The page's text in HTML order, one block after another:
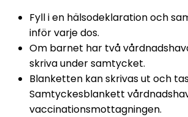
Fyll i en hälsodeklaration och
inför varje dos.
Om barnet har två
skriva under samtycket.
Blanketten kan skrivas ut och
Samtyckesblankett
vaccinationsmottagningen.